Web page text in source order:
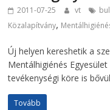
2011-07-25 vt
Közalapítvány,
Új helyen kereshetik a
Mentálhigiénés
tevékenységi köre is
Tovább